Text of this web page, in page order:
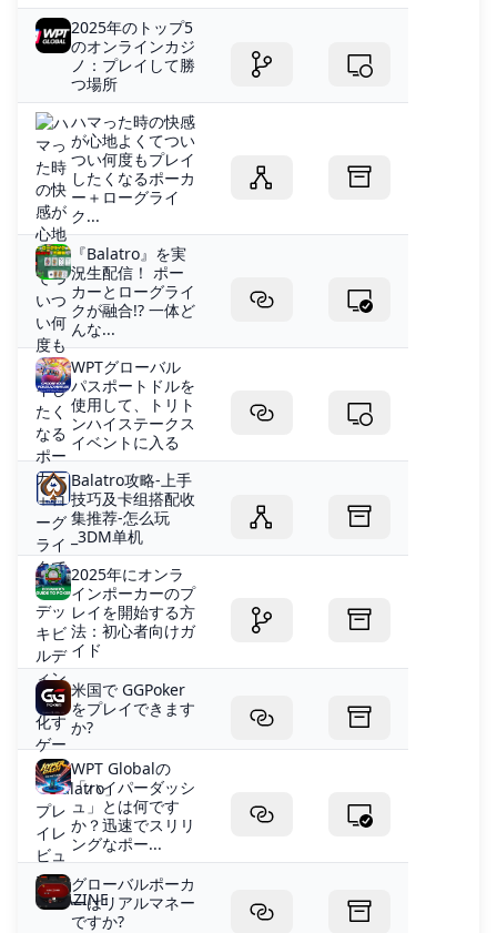
2025年のトップ5
のオンラインカジ
ノ：プレイして勝
つ場所
ハマった時の快感
が心地よくてつい
つい何度もプレイ
したくなるポーカ
ー＋ローグライ
ク...
『Balatro』を実
況生配信！ ポー
カーとローグライ
クが融合!? 一体ど
んな...
WPTグローバル
パスポートドルを
使用して、トリト
ンハイステークス
イベントに入る
Balatro攻略-上手
技巧及卡组搭配收
集推荐-怎么玩
_3DM单机
2025年にオンラ
インポーカーのプ
レイを開始する方
法：初心者向けガ
イド
米国で GGPoker
をプレイできます
か?
WPT Globalの
「ハイパーダッシ
ュ」とは何です
か？迅速でスリリ
ングなポー...
グローバルポーカ
ーはリアルマネー
ですか?